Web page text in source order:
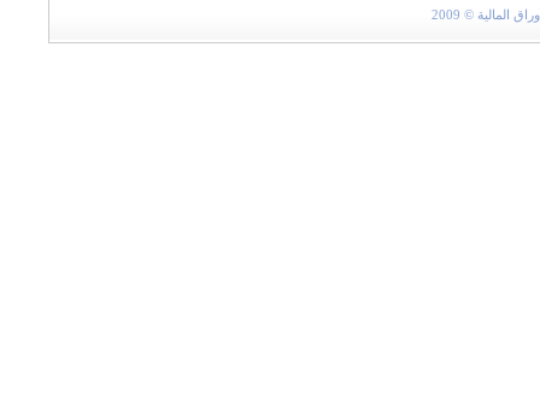
© 2009